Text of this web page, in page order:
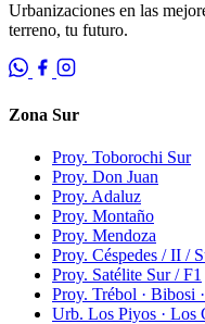
Urbanizaciones en las
terreno, tu futuro.
Zona Sur
Proy. Toborochi Sur
Proy. Don Juan
Proy. Adaluz
Proy. Montaño
Proy. Mendoza
Proy. Céspedes / II /
Proy. Satélite Sur / F1
Proy. Trébol · Bibosi
Urb. Los Piyos · Los